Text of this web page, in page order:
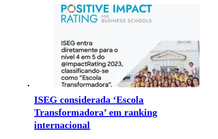
ISEG considerada ‘Escola
Transformadora’ em ranking
internacional